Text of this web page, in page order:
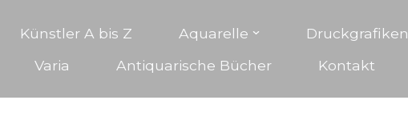
Künstler A bis Z Aquarelle Druckgrafiken
Varia Antiquarische Bücher Kontakt